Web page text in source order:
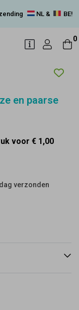
NL & BE!
0
en paarse
voor € 1,00
verzonden